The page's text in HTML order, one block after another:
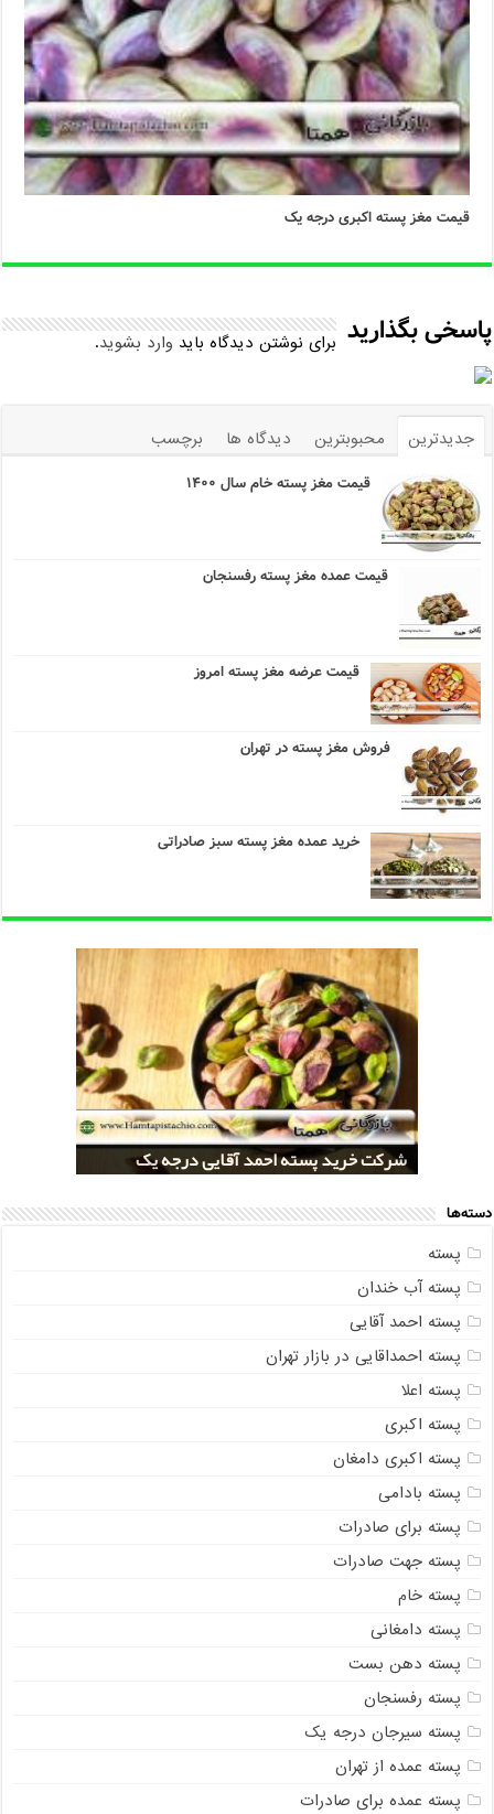
قیمت مغز پسته اکبری درجه یک
پاسخی بگذارید برای نوشتن دیدگاه باید وارد بشوید.
جدیدترین محبوبترین دیدگاه ها برچسب
قیمت مغز پسته خام سال ۱۴۰۰
قیمت عمده مغز پسته رفسنجان
قیمت عرضه مغز پسته امروز
فروش مغز پسته در تهران
خرید عمده مغز پسته سبز صادراتی
خرید کلی پسته شور اکبری صادراتی
شرکت خرید پسته احمد آقایی درجه یک
قیمت تولید پسته صادراتی رفسنجان
مراکز خريد پسته رفسنجان صادراتی
شرکت خرید پسته اکبری بسته بندی شده
دسته‌ها
پسته
پسته آب خندان
پسته احمد آقایی
پسته احمداقایی در بازار تهران
پسته اعلا
پسته اکبری
پسته اکبری دامغان
پسته بادامی
پسته برای صادرات
پسته جهت صادرات
پسته خام
پسته دامغانی
پسته دهن بست
پسته رفسنجان
پسته سیرجان درجه یک
پسته عمده از تهران
پسته عمده برای صادرات